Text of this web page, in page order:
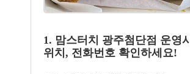
1. 맘스터치 광주첨단점 운영
위치, 전화번호 확인하세요!